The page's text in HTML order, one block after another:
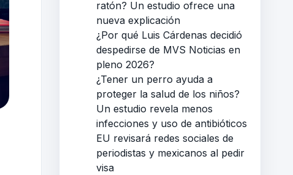
ratón? Un estudio ofrece una
nueva explicación
¿Por qué Luis Cárdenas decidió
despedirse de MVS Noticias en
pleno 2026?
¿Tener un perro ayuda a
proteger la salud de los niños?
Un estudio revela menos
infecciones y uso de antibióticos
EU revisará redes sociales de
periodistas y mexicanos al pedir
visa